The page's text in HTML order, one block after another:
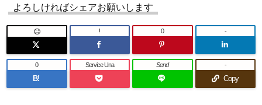
よろしければシェアお願いします
! 0 -
B!
0 Service Una Send
Copy
-